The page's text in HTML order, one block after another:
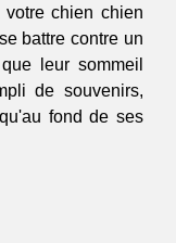
chien chien
battre contre un
leur sommeil
de souvenirs,
fond de ses